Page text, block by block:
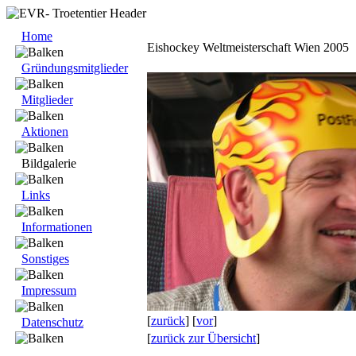
Home
Gründungsmitglieder
Mitglieder
Aktionen
Bildgalerie
Links
Informationen
Sonstiges
Impressum
Datenschutz
Eishockey Weltmeisterschaft Wien 2005
[zurück] [vor]
[zurück zur Übersicht]